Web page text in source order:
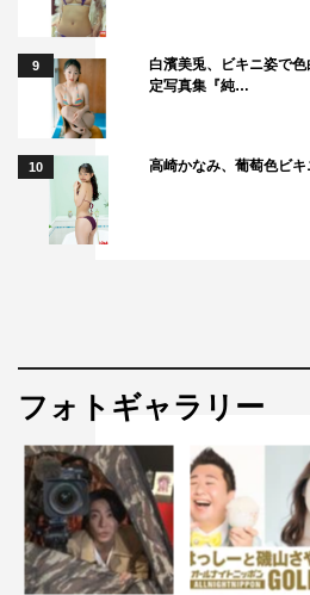
＜MC＞
東野幸治 中島めぐみ（カンテレ
＜ゲストパネラー＞
永野 井口浩之（ウエストランド
ダー） 高木貫太（ストレッチー
お見送り芸人しんいち ZAZY 膝
番組公式HP：https://www.ktv.jp/
9
白濱美兎、ビキニ姿で
定写真集『純…
10 高崎かなみ、葡萄色ビ
フォトギャラリー